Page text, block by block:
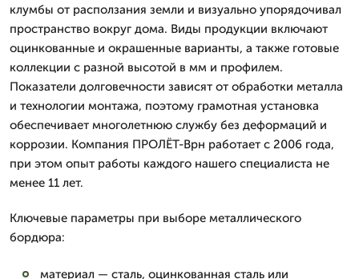
клумбы от расползания земли и визуально упорядочивал
пространство вокруг дома. Виды продукции включают
оцинкованные и окрашенные варианты, а также готовые
коллекции с разной высотой в мм и профилем.
Показатели долговечности зависят от обработки металла
и технологии монтажа, поэтому грамотная установка
обеспечивает многолетнюю службу без деформаций и
коррозии. Компания ПРОЛЁТ-Врн работает с 2006 года,
при этом опыт работы каждого нашего специалиста не
менее 11 лет.
Ключевые параметры при выборе металлического
бордюра:
материал — сталь, оцинкованная сталь или